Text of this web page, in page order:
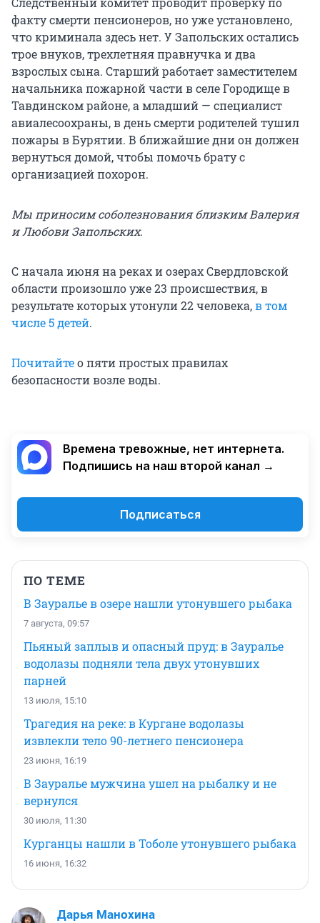
факту смерти пенсионеров, но уже установлено,
что криминала здесь нет. У Запольских остались
трое внуков, трехлетняя правнучка и два
взрослых сына. Старший работает заместителем
начальника пожарной части в селе Городище в
Тавдинском районе, а младший — специалист
авиалесоохраны, в день смерти родителей тушил
пожары в Бурятии. В ближайшие дни он должен
вернуться домой, чтобы помочь брату с
организацией похорон.
Мы приносим соболезнования близким Валерия
и Любови Запольских.
С начала июня на реках и озерах Свердловской
области произошло уже 23 происшествия, в
результате которых утонули 22 человека,в том
числе 5 детей.
Почитайтео пяти простых правилах
безопасности возле воды.
Времена тревожные, нет интернета.
Подпишись на наш второй канал →
Подписаться
ПО ТЕМЕ
В Зауралье в озере нашли утонувшего рыбака
7 августа, 09:57
Пьяный заплыв и опасный пруд: в Зауралье
водолазы подняли тела двух утонувших
парней
13 июля, 15:10
Трагедия на реке: в Кургане водолазы
извлекли тело 90-летнего пенсионера
23 июня, 16:19
В Зауралье мужчина ушел на рыбалку и не
вернулся
30 июля, 11:30
Курганцы нашли в Тоболе утонувшего рыбака
16 июня, 16:32
Дарья Манохина